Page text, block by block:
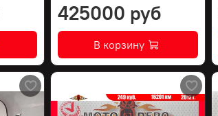
425000 руб
В корзину